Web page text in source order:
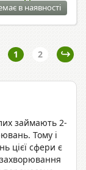
в наявності
1 2
займають 2-
Тому і
цієї сфери є